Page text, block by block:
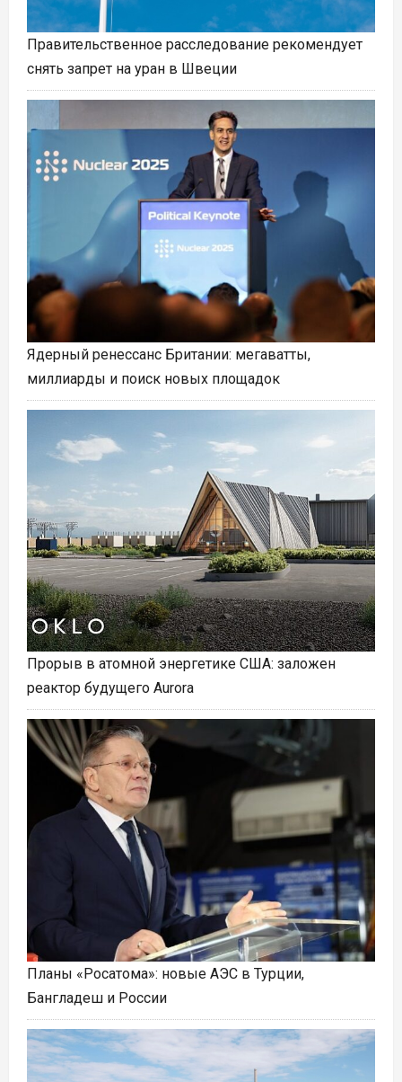
Правительственное расследование рекомендует
снять запрет на уран в Швеции
Ядерный ренессанс Британии: мегаватты,
миллиарды и поиск новых площадок
Прорыв в атомной энергетике США: заложен
реактор будущего Aurora
Планы «Росатома»: новые АЭС в Турции,
Бангладеш и России